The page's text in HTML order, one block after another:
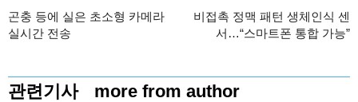
곤충 등에 실은 초소형 카메라
실시간 전송
비접촉 정맥 패턴 생체인식 센
서…“스마트폰 통합 가능”
관련기사 more from author